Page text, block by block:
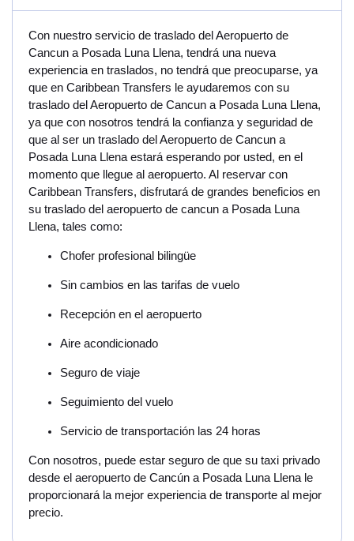
Con nuestro servicio de traslado del Aeropuerto de
Cancun a Posada Luna Llena, tendrá una nueva
experiencia en traslados, no tendrá que preocuparse, ya
que en Caribbean Transfers le ayudaremos con su
traslado del Aeropuerto de Cancun a Posada Luna Llena,
ya que con nosotros tendrá la confianza y seguridad de
que al ser un traslado del Aeropuerto de Cancun a
Posada Luna Llena estará esperando por usted, en el
momento que llegue al aeropuerto. Al reservar con
Caribbean Transfers, disfrutará de grandes beneficios en
su traslado del aeropuerto de cancun a Posada Luna
Llena, tales como:
Chofer profesional bilingüe
Sin cambios en las tarifas de vuelo
Recepción en el aeropuerto
Aire acondicionado
Seguro de viaje
Seguimiento del vuelo
Servicio de transportación las 24 horas
Con nosotros, puede estar seguro de que su taxi privado
desde el aeropuerto de Cancún a Posada Luna Llena le
proporcionará la mejor experiencia de transporte al mejor
precio.